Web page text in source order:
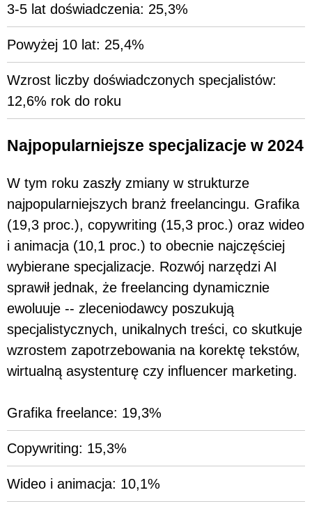
3-5 lat doświadczenia: 25,3%
Powyżej 10 lat: 25,4%
Wzrost liczby doświadczonych specjalistów:
12,6% rok do roku
Najpopularniejsze specjalizacje w 2024
W tym roku zaszły zmiany w strukturze
najpopularniejszych branż freelancingu. Grafika
(19,3 proc.), copywriting (15,3 proc.) oraz wideo
i animacja (10,1 proc.) to obecnie najczęściej
wybierane specjalizacje. Rozwój narzędzi AI
sprawił jednak, że freelancing dynamicznie
ewoluuje -- zleceniodawcy poszukują
specjalistycznych, unikalnych treści, co skutkuje
wzrostem zapotrzebowania na korektę tekstów,
wirtualną asystenturę czy influencer marketing.
Grafika freelance: 19,3%
Copywriting: 15,3%
Wideo i animacja: 10,1%